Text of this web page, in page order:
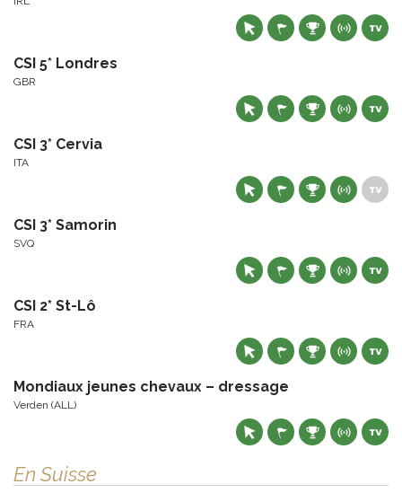
CSI 5* Londres
GBR
CSI 3* Cervia
ITA
CSI 3* Samorin
SVQ
CSI 2* St-Lô
FRA
Mondiaux jeunes chevaux – dressage
Verden (ALL)
En Suisse